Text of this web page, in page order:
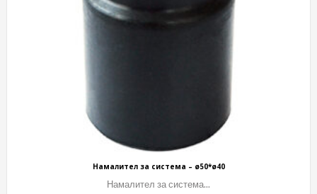
Намалител за система – ø50*ø40
Намалител за система...